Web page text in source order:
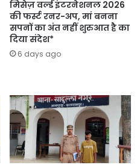
मिसेज़ वर्ल्ड इंटरनेशनल 2026
की फर्स्ट रनर-अप, मां बनना
सपनों का अंत नहीं शुरुआत है का
दिया संदेश*
6 days ago